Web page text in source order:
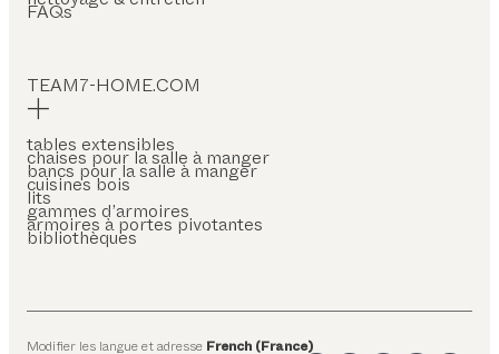
FAQs
TEAM7-HOME.COM
tables extensibles
chaises pour la salle à manger
bancs pour la salle à manger
cuisines bois
lits
gammes d’armoires
armoires à portes pivotantes
bibliothèques
Modifier les langue et adresse French (France)